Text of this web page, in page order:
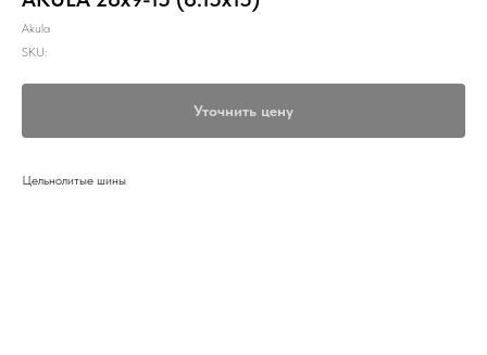
Akula
SKU:
Уточнить цену
Цельнолитые шины